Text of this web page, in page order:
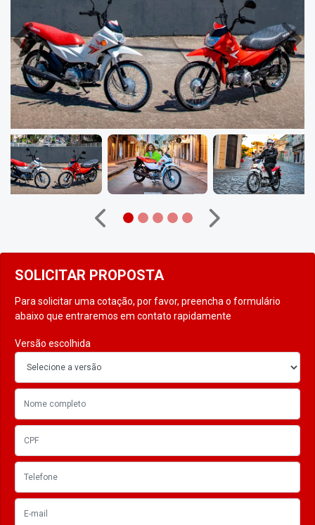
SOLICITAR PROPOSTA
Para solicitar uma cotação, por favor, preencha o formulário
abaixo que entraremos em contato rapidamente
Versão escolhida
Anterior
Anterior Próximo